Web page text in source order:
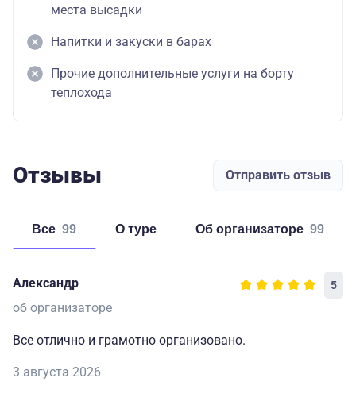
места высадки
Напитки и закуски в барах
Прочие дополнительные услуги на борту
теплохода
Отзывы Отправить отзыв
Все 99 о туре об организаторе 99
Александр 5
об организаторе
Все отлично и грамотно организовано.
3 августа 2026